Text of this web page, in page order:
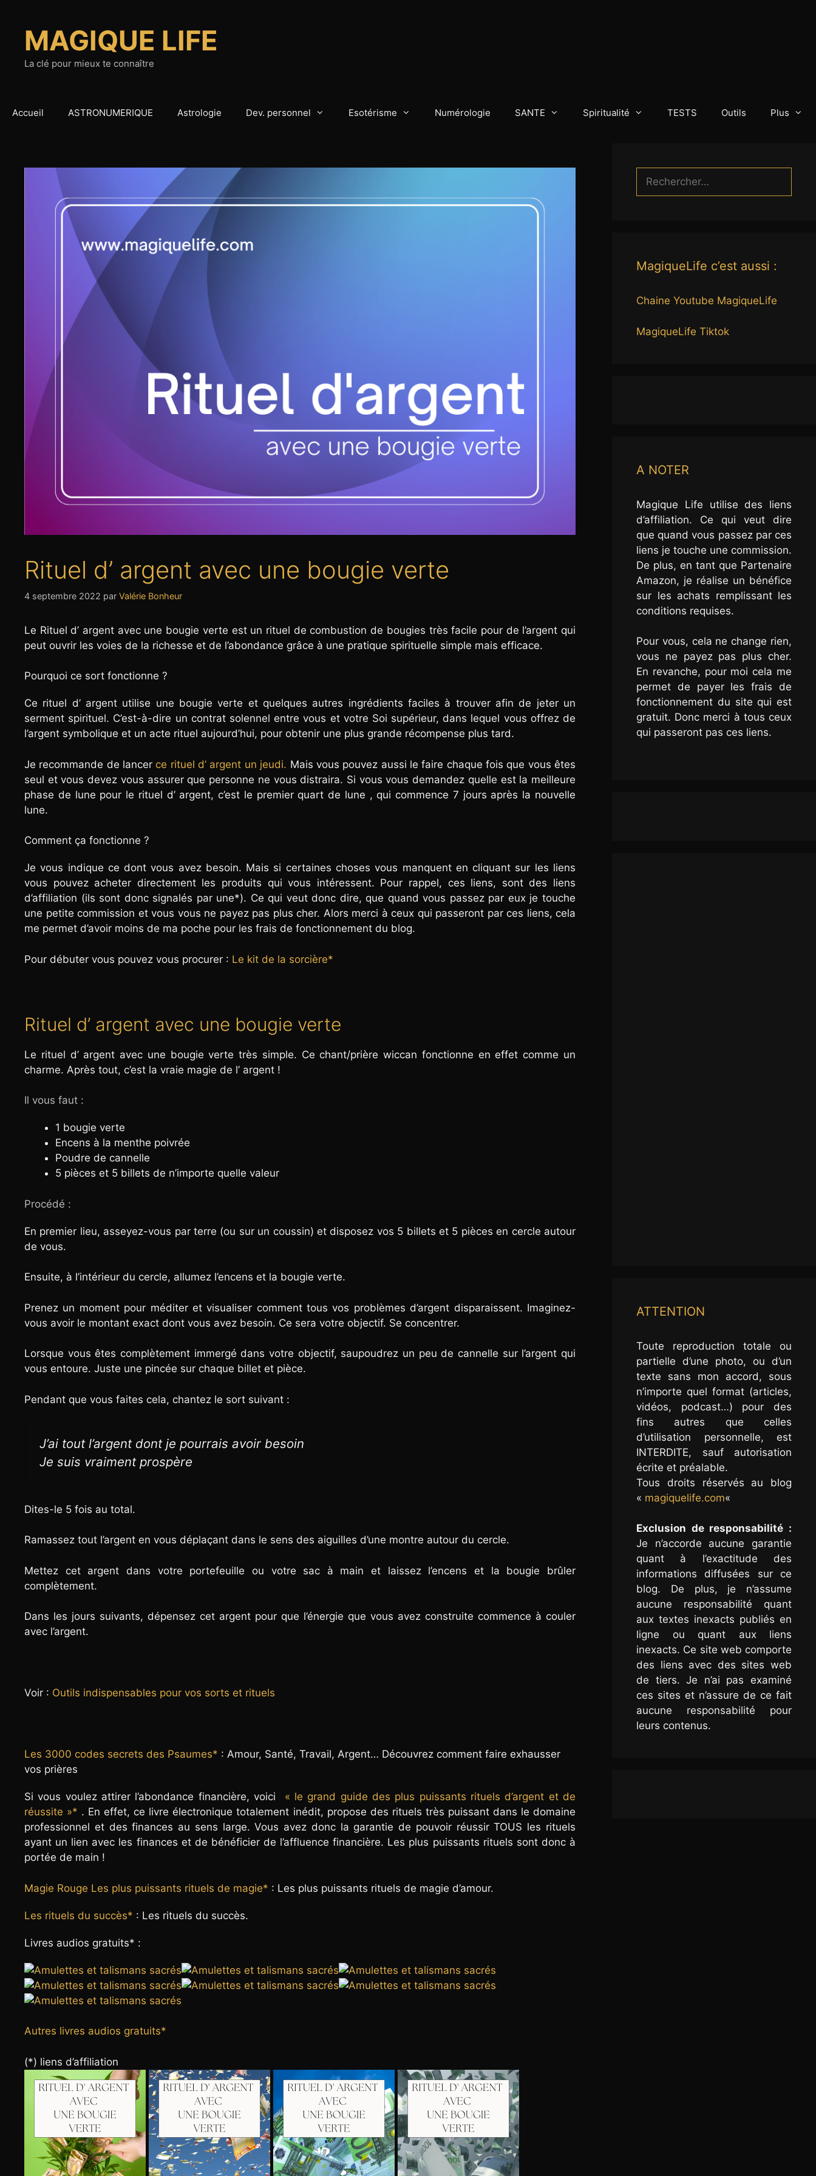
contenuMAGIQUE LIFE
La clé pour mieux te connaître
Accueil ASTRONUMERIQUE Astrologie Dev. personnel Esotérisme Numérologie SANTE Spiritualité TESTS Outils Plus
Rituel d’ argent avec une bougie verte
4 septembre 2022 par Valérie Bonheur
Le Rituel d’ argent avec une bougie verte est un rituel de combustion de bougies très facile pour de l’argent qui
peut ouvrir les voies de la richesse et de l’abondance grâce à une pratique spirituelle simple mais efficace.
Pourquoi ce sort fonctionne ?
Ce rituel d’ argent utilise une bougie verte et quelques autres ingrédients faciles à trouver afin de jeter un
serment spirituel. C’est-à-dire un contrat solennel entre vous et votre Soi supérieur, dans lequel vous offrez de
l’argent symbolique et un acte rituel aujourd’hui, pour obtenir une plus grande récompense plus tard.
Je recommande de lancer ce rituel d’ argent un jeudi. Mais vous pouvez aussi le faire chaque fois que vous êtes
seul et vous devez vous assurer que personne ne vous distraira. Si vous vous demandez quelle est la meilleure
phase de lune pour le rituel d’ argent, c’est le premier quart de lune , qui commence 7 jours après la nouvelle
lune.
Comment ça fonctionne ?
Je vous indique ce dont vous avez besoin. Mais si certaines choses vous manquent en cliquant sur les liens
vous pouvez acheter directement les produits qui vous intéressent. Pour rappel, ces liens, sont des liens
d’affiliation (ils sont donc signalés par une*). Ce qui veut donc dire, que quand vous passez par eux je touche
une petite commission et vous vous ne payez pas plus cher. Alors merci à ceux qui passeront par ces liens, cela
me permet d’avoir moins de ma poche pour les frais de fonctionnement du blog.
Pour débuter vous pouvez vous procurer : Le kit de la sorcière*
Rituel d’ argent avec une bougie verte
Le rituel d’ argent avec une bougie verte très simple. Ce chant/prière wiccan fonctionne en effet comme un
charme. Après tout, c’est la vraie magie de l’ argent !
Il vous faut :
1 bougie verte
Encens à la menthe poivrée
Poudre de cannelle
5 pièces et 5 billets de n’importe quelle valeur
Procédé :
En premier lieu, asseyez-vous par terre (ou sur un coussin) et disposez vos 5 billets et 5 pièces en cercle autour
de vous.
Ensuite, à l’intérieur du cercle, allumez l’encens et la bougie verte.
Prenez un moment pour méditer et visualiser comment tous vos problèmes d’argent disparaissent. Imaginez-
vous avoir le montant exact dont vous avez besoin. Ce sera votre objectif. Se concentrer.
Lorsque vous êtes complètement immergé dans votre objectif, saupoudrez un peu de cannelle sur l’argent qui
vous entoure. Juste une pincée sur chaque billet et pièce.
Pendant que vous faites cela, chantez le sort suivant :
J’ai tout l’argent dont je pourrais avoir besoin
Je suis vraiment prospère
Dites-le 5 fois au total.
Ramassez tout l’argent en vous déplaçant dans le sens des aiguilles d’une montre autour du cercle.
Mettez cet argent dans votre portefeuille ou votre sac à main et laissez l’encens et la bougie brûler
complètement.
Dans les jours suivants, dépensez cet argent pour que l’énergie que vous avez construite commence à couler
avec l’argent.
Voir : Outils indispensables pour vos sorts et rituels
Les 3000 codes secrets des Psaumes* : Amour, Santé, Travail, Argent… Découvrez comment faire exhausser
vos prières
Si vous voulez attirer l’abondance financière, voici « le grand guide des plus puissants rituels d’argent et de
réussite »* . En effet, ce livre électronique totalement inédit, propose des rituels très puissant dans le domaine
professionnel et des finances au sens large. Vous avez donc la garantie de pouvoir réussir TOUS les rituels
ayant un lien avec les finances et de bénéficier de l’affluence financière. Les plus puissants rituels sont donc à
portée de main !
Magie Rouge Les plus puissants rituels de magie* : Les plus puissants rituels de magie d’amour.
Les rituels du succès* : Les rituels du succès.
Livres audios gratuits* :
Autres livres audios gratuits*
(*) liens d’affiliation
Rechercher :
MagiqueLife c’est aussi :
Chaine Youtube MagiqueLife
MagiqueLife Tiktok
A NOTER
Magique Life utilise des liens
d’affiliation. Ce qui veut dire
que quand vous passez par ces
liens je touche une commission.
De plus, en tant que Partenaire
Amazon, je réalise un bénéfice
sur les achats remplissant les
conditions requises.
Pour vous, cela ne change rien,
vous ne payez pas plus cher.
En revanche, pour moi cela me
permet de payer les frais de
fonctionnement du site qui est
gratuit. Donc merci à tous ceux
qui passeront pas ces liens.
ATTENTION
Toute reproduction totale ou
partielle d’une photo, ou d’un
texte sans mon accord, sous
n’importe quel format (articles,
vidéos, podcast…) pour des
fins autres que celles
d’utilisation personnelle, est
INTERDITE, sauf autorisation
écrite et préalable.
Tous droits réservés au blog
« magiquelife.com«
Exclusion de responsabilité :
Je n’accorde aucune garantie
quant à l’exactitude des
informations diffusées sur ce
blog. De plus, je n’assume
aucune responsabilité quant
aux textes inexacts publiés en
ligne ou quant aux liens
inexacts. Ce site web comporte
des liens avec des sites web
de tiers. Je n’ai pas examiné
ces sites et n’assure de ce fait
aucune responsabilité pour
leurs contenus.